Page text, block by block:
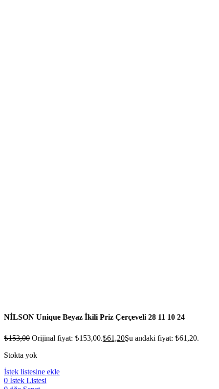
NİLSON Unique Beyaz İkili Priz Çerçeveli 28 11 10 24
₺153,00 Orijinal fiyat: ₺153,00.₺61,20Şu andaki fiyat: ₺61,20.
Stokta yok
İstek listesine ekle
0 İstek Listesi